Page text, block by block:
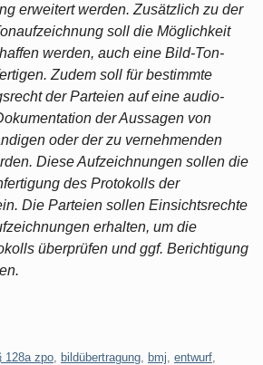
erweitert werden. Zusätzlich zu der
soll die Möglichkeit
werden, auch eine Bild-Ton-
Zudem soll für bestimmte
der Parteien auf eine audio-
der Aussagen von
oder der zu vernehmenden
Diese Aufzeichnungen sollen die
des Protokolls der
Die Parteien sollen Einsichtsrechte
erhalten, um die
überprüfen und ggf. Berichtigung
128a zpo bildübertragung bmj entwurf